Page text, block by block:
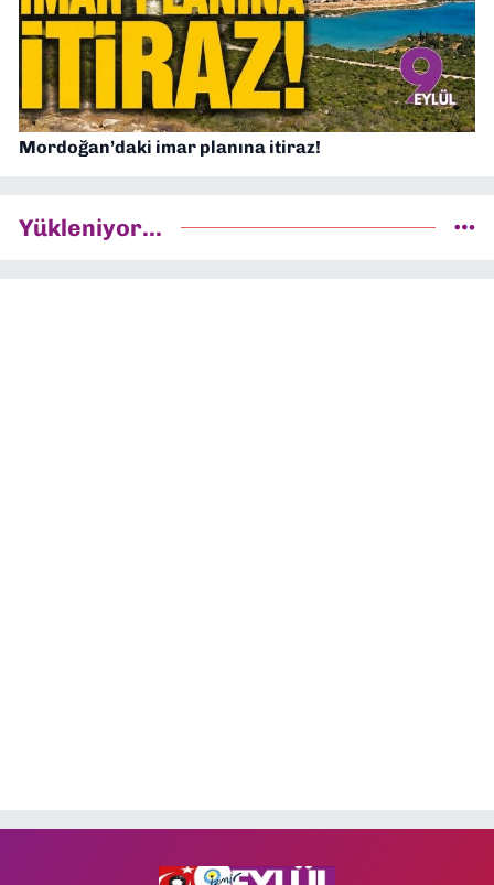
Mordoğan’daki imar planına itiraz!
Yükleniyor...